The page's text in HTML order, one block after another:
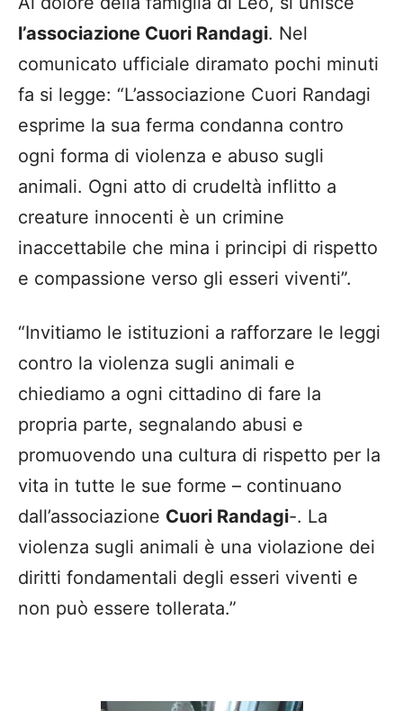
l’associazione Cuori Randagi. Nel
comunicato ufficiale diramato pochi minuti
fa si legge: “L’associazione Cuori Randagi
esprime la sua ferma condanna contro
ogni forma di violenza e abuso sugli
animali. Ogni atto di crudeltà inflitto a
creature innocenti è un crimine
inaccettabile che mina i principi di rispetto
e compassione verso gli esseri viventi”.
“Invitiamo le istituzioni a rafforzare le leggi
contro la violenza sugli animali e
chiediamo a ogni cittadino di fare la
propria parte, segnalando abusi e
promuovendo una cultura di rispetto per la
vita in tutte le sue forme – continuano
dall’associazione Cuori Randagi-. La
violenza sugli animali è una violazione dei
diritti fondamentali degli esseri viventi e
non può essere tollerata.”